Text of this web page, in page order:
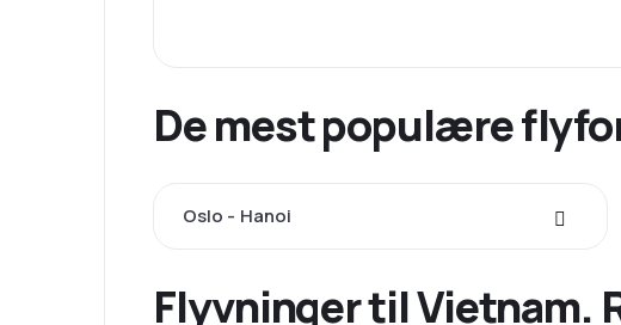
De mest populære
Oslo - Hanoi
Flyvninger til Vietnam.